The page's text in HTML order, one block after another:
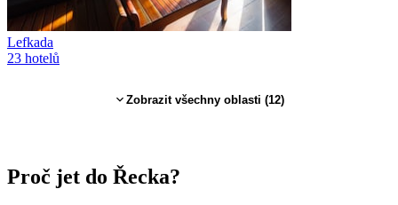
Lefkada
23 hotelů
Zobrazit všechny oblasti (12)
Proč jet do Řecka?